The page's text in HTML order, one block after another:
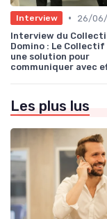
Interview •
26/
Interview du
Domino : Le Collectif
une solution pour
communiquer avec
Les plus lus